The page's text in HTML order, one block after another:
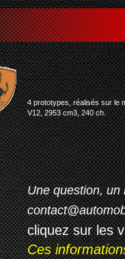
4 prototypes, réalisés sur le
V12, 2953 cm3, 240 ch.
Une question, un
cliquez sur les
Ces